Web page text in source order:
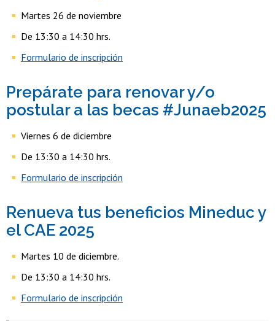
Martes 26 de noviembre
De 13:30 a 14:30 hrs.
Formulario de inscripción
Prepárate para renovar y/o
postular a las becas #Junaeb2025
Viernes 6 de diciembre
De 13:30 a 14:30 hrs.
Formulario de inscripción
Renueva tus beneficios Mineduc y
el CAE 2025
Martes 10 de diciembre.
De 13:30 a 14:30 hrs.
Formulario de inscripción